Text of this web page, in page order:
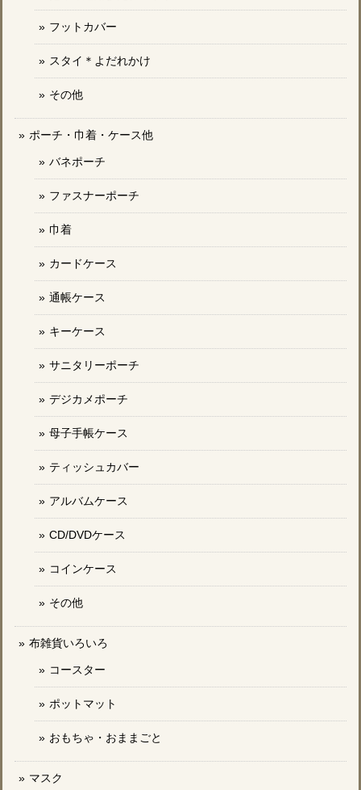
フットカバー
スタイ＊よだれかけ
その他
ポーチ・巾着・ケース他
バネポーチ
ファスナーポーチ
巾着
カードケース
通帳ケース
キーケース
サニタリーポーチ
デジカメポーチ
母子手帳ケース
ティッシュカバー
アルバムケース
CD/DVDケース
コインケース
その他
布雑貨いろいろ
コースター
ポットマット
おもちゃ・おままごと
マスク